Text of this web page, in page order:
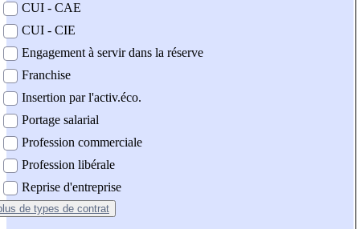
CUI - CAE
CUI - CIE
Engagement à servir dans la réserve
Franchise
Insertion par l'activ.éco.
Portage salarial
Profession commerciale
Profession libérale
Reprise d'entreprise
de types de contrat